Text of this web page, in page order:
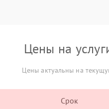
Цены на
Цены актуальны на
Срок